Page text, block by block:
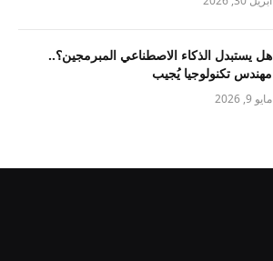
هل يستبدل الذكاء الاصطناعي المبرمجين؟..
مهندس تكنولوجيا يُجيب
مايو 9, 2026